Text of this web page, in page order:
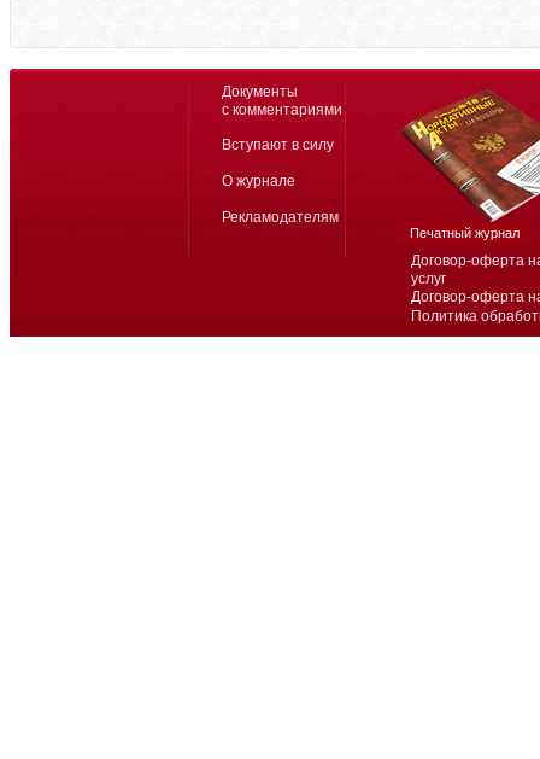
Договор-оферта
услуг
Договор-оферта
Политика
Документы
с комментариями
Вступают в силу
О журнале
Рекламодателям
Печатный журнал